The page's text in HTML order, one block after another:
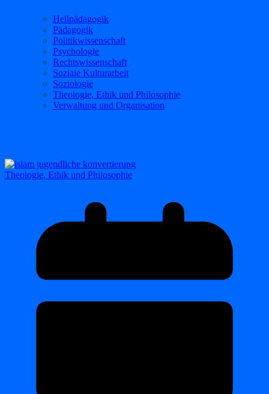
Heilpädagogik
Pädagogik
Politikwissenschaft
Psychologie
Rechtswissenschaft
Soziale Kulturarbeit
Soziologie
Theologie, Ethik und Philosophie
Verwaltung und Organisation
Theologie, Ethik und Philosophie